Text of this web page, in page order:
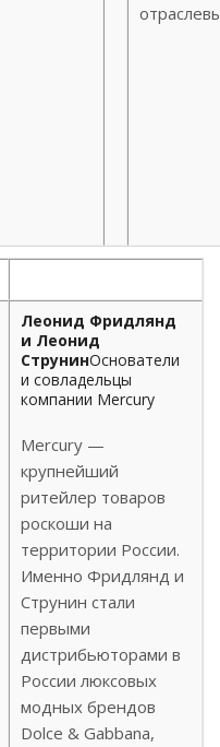
Леонид Фридлянд
и Леонид
СтрунинОснователи
и совладельцы
компании Mercury
Mercury —
крупнейший
ритейлер товаров
роскоши на
территории России.
Именно Фридлянд и
Струнин стали
первыми
дистрибьюторами в
России люксовых
модных брендов
Dolce & Gabbana,